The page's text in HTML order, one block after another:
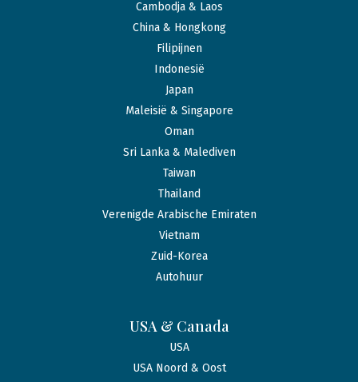
Cambodja & Laos
China & Hongkong
Filipijnen
Indonesië
Japan
Maleisië & Singapore
Oman
Sri Lanka & Malediven
Taiwan
Thailand
Verenigde Arabische Emiraten
Vietnam
Zuid-Korea
Autohuur
USA & Canada
USA
USA Noord & Oost